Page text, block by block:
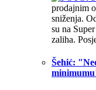
prodajnim
sniženja.
su na
zaliha.
Šehić: